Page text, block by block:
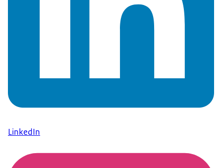
LinkedIn